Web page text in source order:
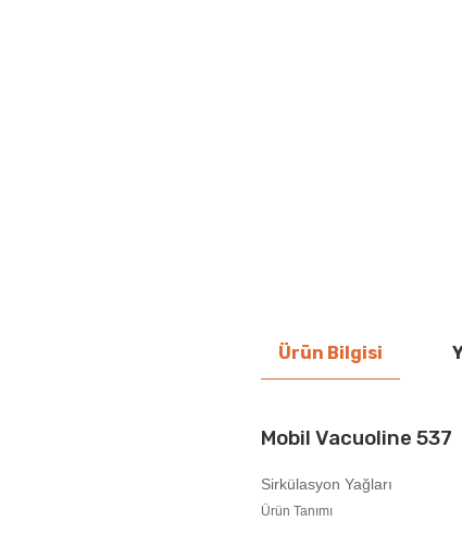
Ürün Bilgisi
Mobil Vacuoline 537
Sirkülasyon Yağları
Ürün Tanımı